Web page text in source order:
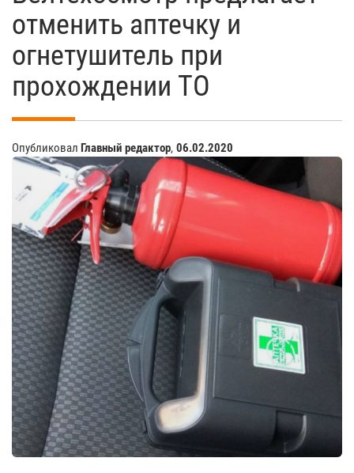
отменить аптечку и
огнетушитель при
прохождении ТО
Опубликовал Главный редактор, 06.02.2020